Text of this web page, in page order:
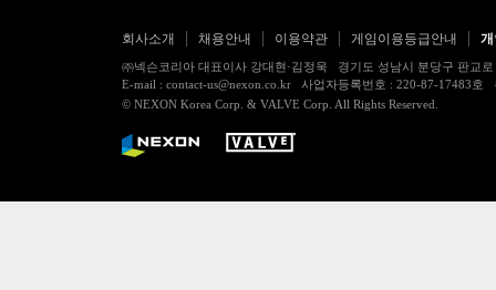
회사소개 채용안내 이용약관 게임이용등급안내
㈜넥슨코리아 대표이사 강대현·김정욱 경기도 성남시 분당구 판교
E-mail : contact-us@nexon.co.kr 사업자등록번호 : 220-87-17483
© NEXON Korea Corp. & VALVE Corp. All Rights Reserved.